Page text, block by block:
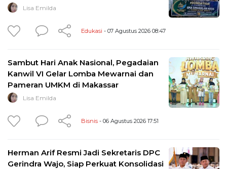
Lisa Emilda
Edukasi - 07 Agustus 2026 08:47
Sambut Hari Anak Nasional, Pegadaian
Kanwil VI Gelar Lomba Mewarnai dan
Pameran UMKM di Makassar
Lisa Emilda
Bisnis - 06 Agustus 2026 17:51
Herman Arif Resmi Jadi Sekretaris DPC
Gerindra Wajo, Siap Perkuat Konsolidasi